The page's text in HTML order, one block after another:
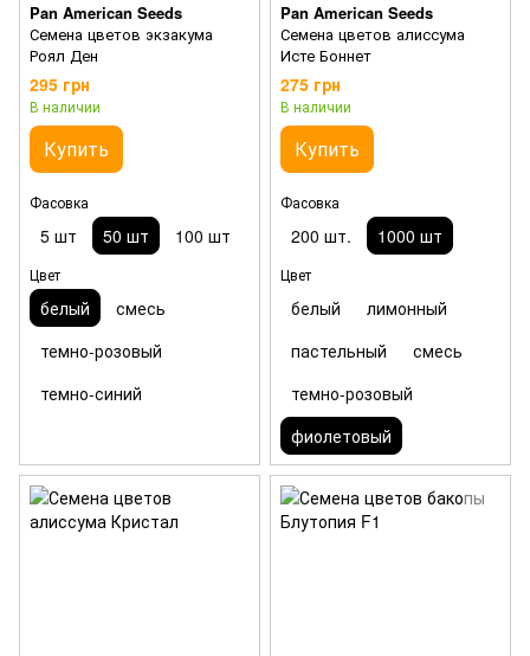
Pan American Seeds
Семена цветов экзакума
Роял Ден
295 грн
В наличии
Купить
Фасовка
5 шт 50 шт 100 шт
Цвет
белый
смесь
темно-розовый
темно-синий
Pan American Seeds
Семена цветов алиссума
Исте Боннет
275 грн
В наличии
Купить
Фасовка
200 шт. 1000 шт
Цвет
белый
лимонный
пастельный
смесь
темно-розовый
фиолетовый